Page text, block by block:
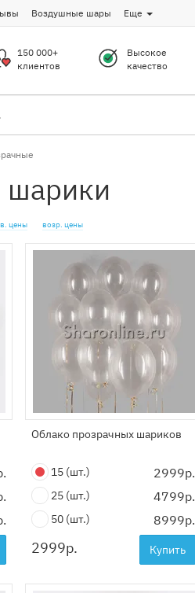
Воздушные шары Еще
150 000+
клиентов
Высокое
качество
шарики
цены возр. цены
Облако прозрачных шариков
15 (шт.) 2999р.
25 (шт.) 4799р.
50 (шт.) 8999р.
2999р. Купить